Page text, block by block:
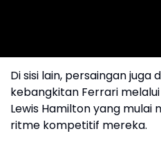
Di sisi lain, persaingan
kebangkitan Ferrari
Lewis Hamilton yang mulai
ritme kompetitif mereka.